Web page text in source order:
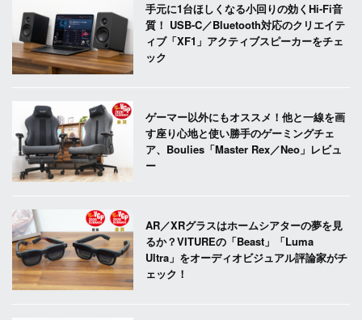
手元に1台ほしくなる小回りの効くHi-Fi音
質！ USB-C／Bluetooth対応のクリエイテ
ィブ「XF1」アクティブスピーカーをチェ
ック
ゲーマー以外にもオススメ！他と一線を画
す座り心地と使い勝手のゲーミングチェ
ア、Boulies「Master Rex／Neo」レビュ
ー
AR／XRグラスはホームシアターの夢を見
るか？VITUREの「Beast」「Luma
Ultra」をオーディオビジュアル評論家がチ
ェック！